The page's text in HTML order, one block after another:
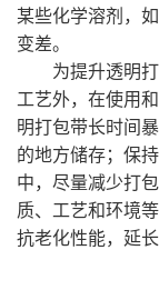
某些化学溶剂，
变差。
为提升透明打
工艺外，在使用
明打包带长时间
的地方储存；保
中，尽量减少打
质、工艺和环境
抗老化性能，延